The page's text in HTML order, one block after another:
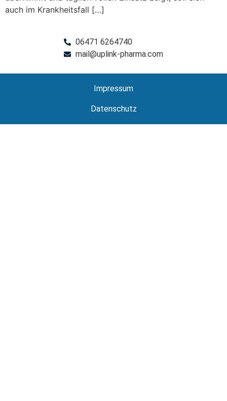
auch im Krankheitsfall […]
06471 6264740
mail@uplink-pharma.com
Impressum
Datenschutz